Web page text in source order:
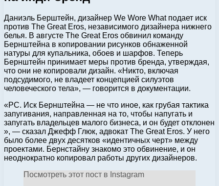
Даниэль Берштейн, дизайнер We Wore What подает иск
против The Great Eros, независимого дизайнера нижнего
белья. В августе The Great Eros обвинил команду
Бернштейна в копировании рисунков обнаженной
натуры для купальника, обоев и шарфов. Теперь
Бернштейн принимает меры против бренда, утверждая,
что они не копировали дизайн. «Никто, включая
подсудимого, не владеет концепцией силуэтов
человеческого тела», — говорится в документации.
«РС. Иск Бернштейна — не что иное, как грубая тактика
запугивания, направленная на то, чтобы напугать и
запугать владельцев малого бизнеса, и он будет отклонен
», — сказал Джефф Глюк, адвокат The Great Eros. У него
было более двух десятков «идентичных черт» между
проектами. Бернстайну знакомо это обвинение, и он
неоднократно копировал работы других дизайнеров.
Посмотреть этот пост в Instagram